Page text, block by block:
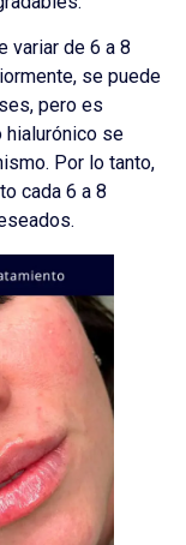
variar de 6 a 8
se puede
pero es
hialurónico se
Por lo tanto,
cada 6 a 8